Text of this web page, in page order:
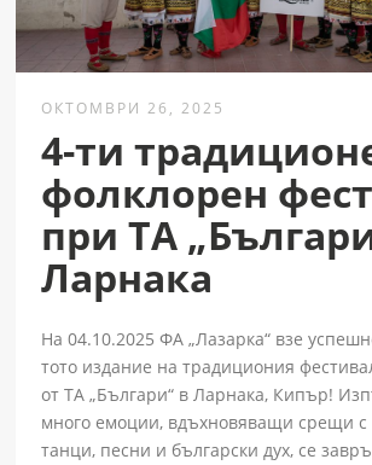
ОКТОМВРИ 26, 2025
4-ти
фолклорен
при ТА
Ларнака
На 04.10.2025 ФА „Лазарка“ взе
тото издание на традициония
от ТА „Българи“ в Ларнака, Кипър!
много емоции, вдъхновяващи срещи с
танци, песни и български дух, се